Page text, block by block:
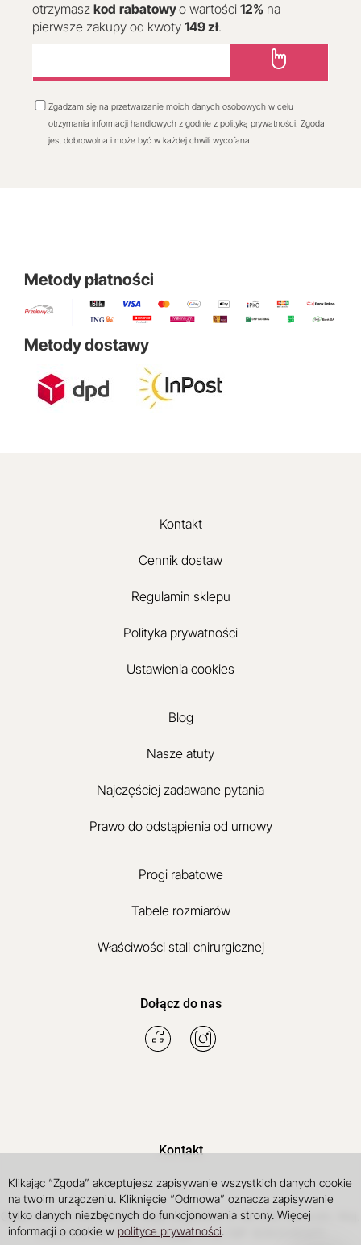
otrzymasz kod rabatowyo wartości 12% na
pierwsze zakupy od kwoty 149 zł.
Zgadzam się na przetwarzanie moich danych osobowych w celu
otrzymania informacji handlowych z godnie z polityką prywatności. Zgoda
jest dobrowolna i może być w każdej chwili wycofana.
Metody płatności
Metody dostawy
Kontakt
Cennik dostaw
Regulamin sklepu
Polityka prywatności
Ustawienia cookies
Blog
Nasze atuty
Najczęściej zadawane pytania
Prawo do odstąpienia od umowy
Progi rabatowe
Tabele rozmiarów
Właściwości stali chirurgicznej
Dołącz do nas
Kontakt
Galart Robert Michalczyk, Aleja Legionów 17, 08-400 Garwolin
Mazowieckie,, E-mail:bok@gal-art.pl, NIP: 8262030377
Klikając “Zgoda” akceptujesz zapisywanie wszystkich danych cookie
na twoim urządzeniu. Kliknięcie “Odmowa” oznacza zapisywanie
tylko danych niezbędnych do funkcjonowania strony. Więcej
informacji o cookie w polityce prywatności.